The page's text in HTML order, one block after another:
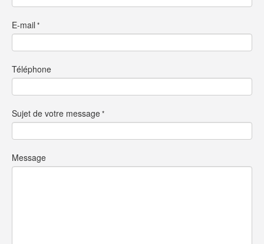
E-mail
Téléphone
Sujet de votre message
Message